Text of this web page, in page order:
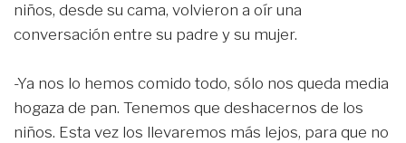
niños, desde su cama, volvieron a oír una
conversación entre su padre y su mujer.
-Ya nos lo hemos comido todo, sólo nos queda media
hogaza de pan. Tenemos que deshacernos de los
niños. Esta vez los llevaremos más lejos, para que no